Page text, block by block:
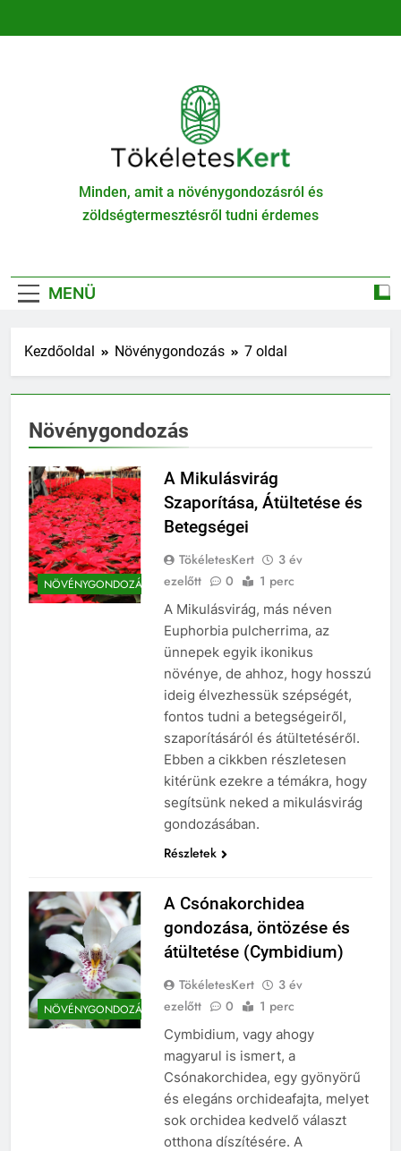
TökéletesKert
Minden, amit a növénygondozásról és
zöldségtermesztésről tudni érdemes
MENÜ
Kezdőoldal Növénygondozás 7 oldal
Növénygondozás
NÖVÉNYGONDOZÁS
A Mikulásvirág
Szaporítása, Átültetése és
Betegségei
TökéletesKert
3 év
ezelőtt
0 1 perc
A Mikulásvirág, más néven
Euphorbia pulcherrima, az
ünnepek egyik ikonikus
növénye, de ahhoz, hogy hosszú
ideig élvezhessük szépségét,
fontos tudni a betegségeiről,
szaporításáról és átültetéséről.
Ebben a cikkben részletesen
kitérünk ezekre a témákra, hogy
segítsünk neked a mikulásvirág
gondozásában.
Részletek
NÖVÉNYGONDOZÁS
A Csónakorchidea
gondozása, öntözése és
átültetése (Cymbidium)
TökéletesKert
3 év
ezelőtt
0 1 perc
Cymbidium, vagy ahogy
magyarul is ismert, a
Csónakorchidea, egy gyönyörű
és elegáns orchideafajta, melyet
sok orchidea kedvelő választ
otthona díszítésére. A